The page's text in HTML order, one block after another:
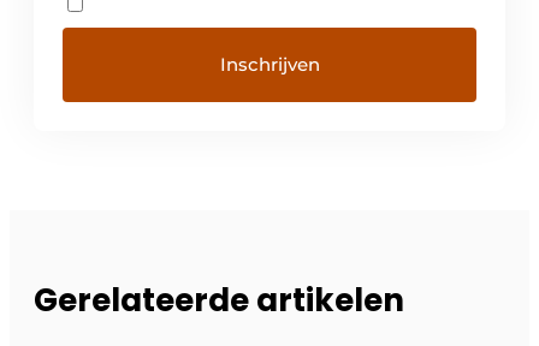
Gerelateerde artikelen